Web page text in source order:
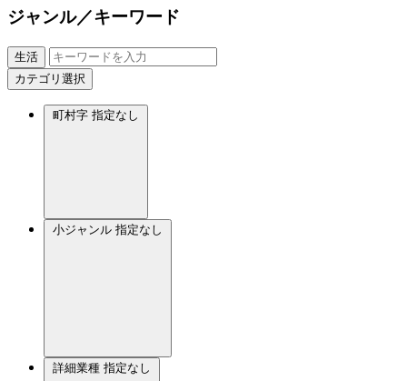
ジャンル／キーワード
生活
カテゴリ選択
町村字 指定なし
小ジャンル 指定なし
詳細業種 指定なし